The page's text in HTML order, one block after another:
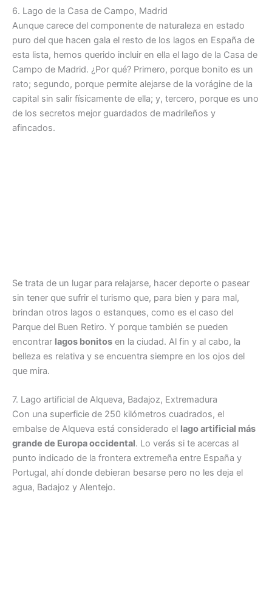
6. Lago de la Casa de Campo, Madrid
Aunque carece del componente de naturaleza en estado
puro del que hacen gala el resto de los lagos en España de
esta lista, hemos querido incluir en ella el lago de la Casa de
Campo de Madrid. ¿Por qué? Primero, porque bonito es un
rato; segundo, porque permite alejarse de la vorágine de la
capital sin salir físicamente de ella; y, tercero, porque es uno
de los secretos mejor guardados de madrileños y
afincados.
Se trata de un lugar para relajarse, hacer deporte o pasear
sin tener que sufrir el turismo que, para bien y para mal,
brindan otros lagos o estanques, como es el caso del
Parque del Buen Retiro. Y porque también se pueden
encontrar lagos bonitos en la ciudad. Al fin y al cabo, la
belleza es relativa y se encuentra siempre en los ojos del
que mira.
7. Lago artificial de Alqueva, Badajoz, Extremadura
Con una superficie de 250 kilómetros cuadrados, el
embalse de Alqueva está considerado el lago artificial más
grande de Europa occidental. Lo verás si te acercas al
punto indicado de la frontera extremeña entre España y
Portugal, ahí donde debieran besarse pero no les deja el
agua, Badajoz y Alentejo.